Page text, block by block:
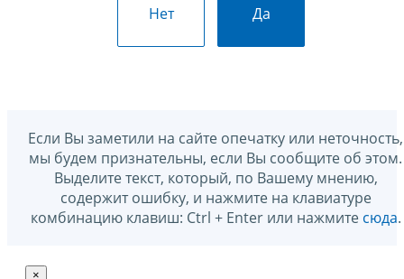
Нет Да
Если Вы заметили на сайте опечатку или неточность,
мы будем признательны, если Вы сообщите об этом.
Выделите текст, который, по Вашему мнению,
содержит ошибку, и нажмите на клавиатуре
комбинацию клавиш: Ctrl + Enter или нажмите сюда.
×